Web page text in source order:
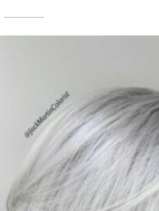
––––––––––